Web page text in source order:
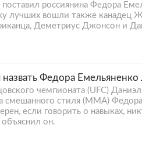
россиянина Федора
лучших вошли также канадец
Деметриус Джонсон и
Федора
чемпионата (UFC)
смешанного стиля (MMA)
если говорить о навыках,
он.